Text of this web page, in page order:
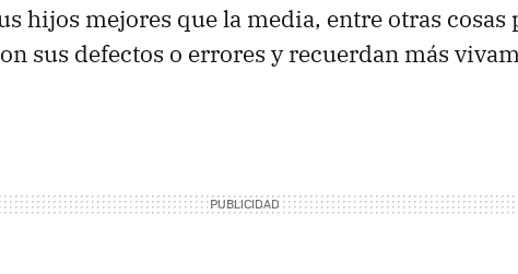
hijos mejores que la media, entre otras cosas
sus defectos o errores y recuerdan más